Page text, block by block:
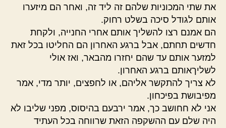
את שתי המכוניות שלהם זה ליד זה, ואחר הם מיזערו
אותם לגודל סיכה בשלט רחוק.
הם אמנם רצו להשליך אותם אחרי החנייה, ולקחת
חדשים תחתם, אבל ברגע האחרון הם החליטו בכל זאת
למזער אותם עד שהם יחזרו מהבאר, ואז אולי
לשליךאותם ברגע האחרון.
לא צריך להתקשר אליהם, או לחפצים, יותר מדי, אמר
מפיבושת בפיכחון.
אני לא חחושב כך, אמר ירבעם בהיסוס, מפני שליבו לא
היה שלם עם ההשקפה הזאת שרווחה בכל העתיד